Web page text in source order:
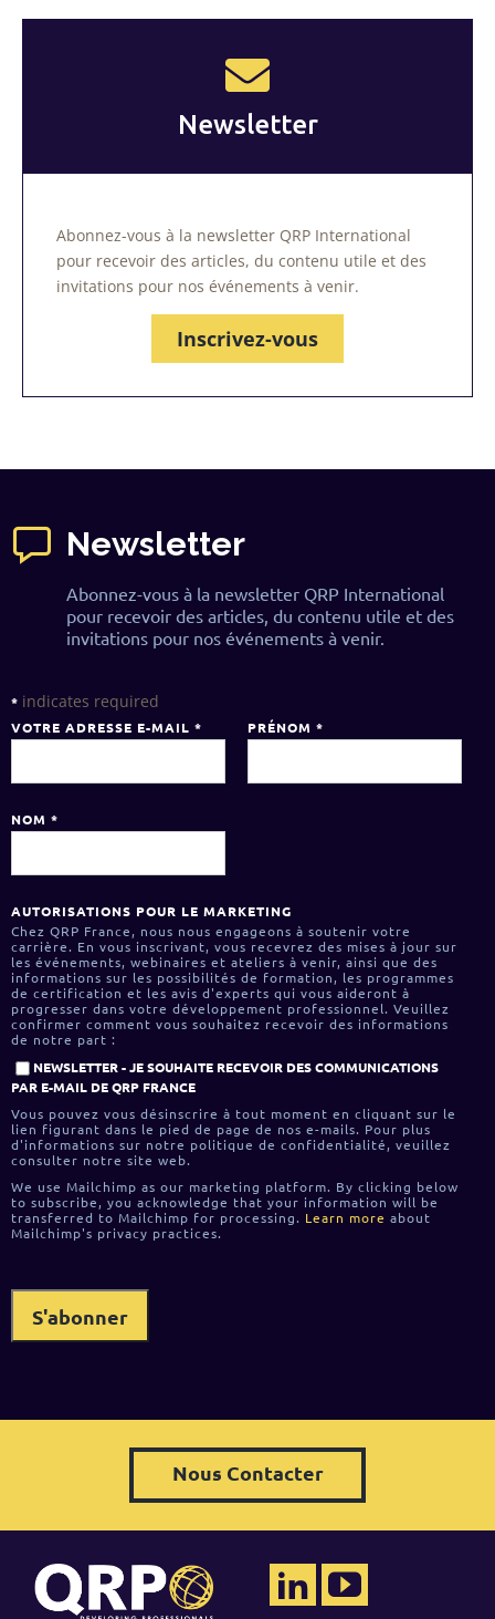
Newsletter
Abonnez-vous à la newsletter QRP International
pour recevoir des articles, du contenu utile et des
invitations pour nos événements à venir.
Inscrivez-vous
Newsletter
Abonnez-vous à la newsletter QRP International
pour recevoir des articles, du contenu utile et des
invitations pour nos événements à venir.
* indicates required
VOTRE ADRESSE E-MAIL * PRÉNOM *
NOM *
AUTORISATIONS POUR LE MARKETING
Chez QRP France, nous nous engageons à soutenir votre
carrière. En vous inscrivant, vous recevrez des mises à jour sur
les événements, webinaires et ateliers à venir, ainsi que des
informations sur les possibilités de formation, les programmes
de certification et les avis d'experts qui vous aideront à
progresser dans votre développement professionnel. Veuillez
confirmer comment vous souhaitez recevoir des informations
de notre part :
NEWSLETTER - JE SOUHAITE RECEVOIR DES COMMUNICATIONS
PAR E-MAIL DE QRP FRANCE
Vous pouvez vous désinscrire à tout moment en cliquant sur le
lien figurant dans le pied de page de nos e-mails. Pour plus
d'informations sur notre politique de confidentialité, veuillez
consulter notre site web.
We use Mailchimp as our marketing platform. By clicking below
to subscribe, you acknowledge that your information will be
transferred to Mailchimp for processing. Learn more about
Mailchimp's privacy practices.
Nous Contacter